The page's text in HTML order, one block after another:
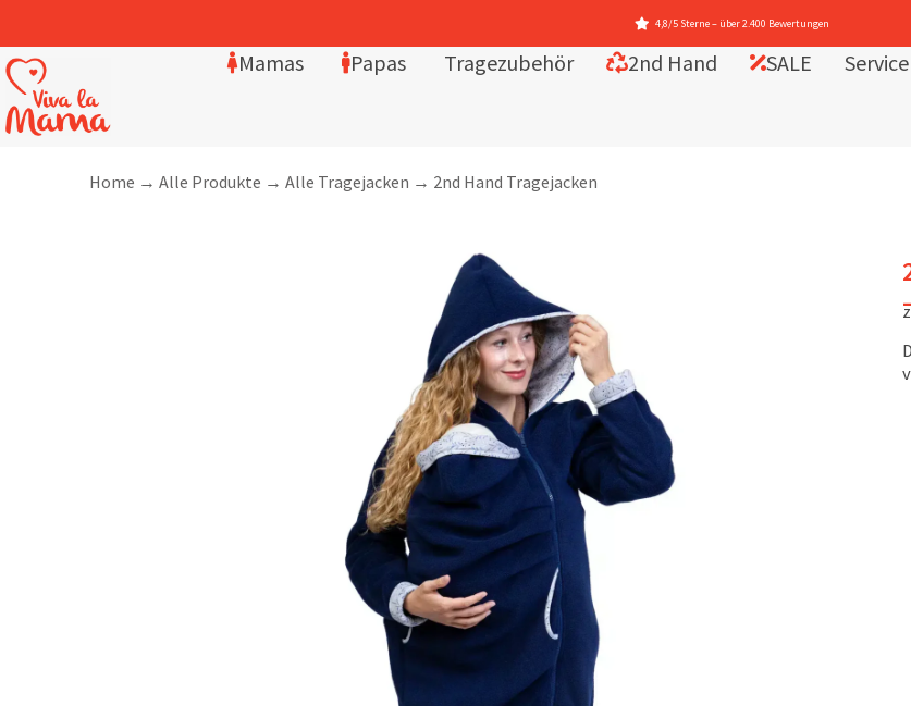
4,8/5 Sterne – über 2.400 Bewertungen
Mamas Papas Tragezubehör 2nd Hand SALE
Home → Alle Produkte → Alle Tragejacken → 2nd Hand Tragejacken